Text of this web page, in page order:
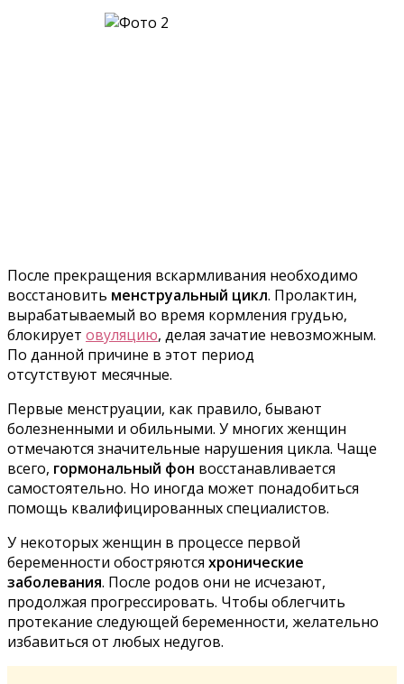
После прекращения вскармливания необходимо
восстановить менструальный цикл. Пролактин,
вырабатываемый во время кормления грудью,
блокирует овуляцию, делая зачатие невозможным.
По данной причине в этот период
отсутствуют месячные.
Первые менструации, как правило, бывают
болезненными и обильными. У многих женщин
отмечаются значительные нарушения цикла. Чаще
всего, гормональный фон восстанавливается
самостоятельно. Но иногда может понадобиться
помощь квалифицированных специалистов.
У некоторых женщин в процессе первой
беременности обостряются хронические
заболевания. После родов они не исчезают,
продолжая прогрессировать. Чтобы облегчить
протекание следующей беременности, желательно
избавиться от любых недугов.